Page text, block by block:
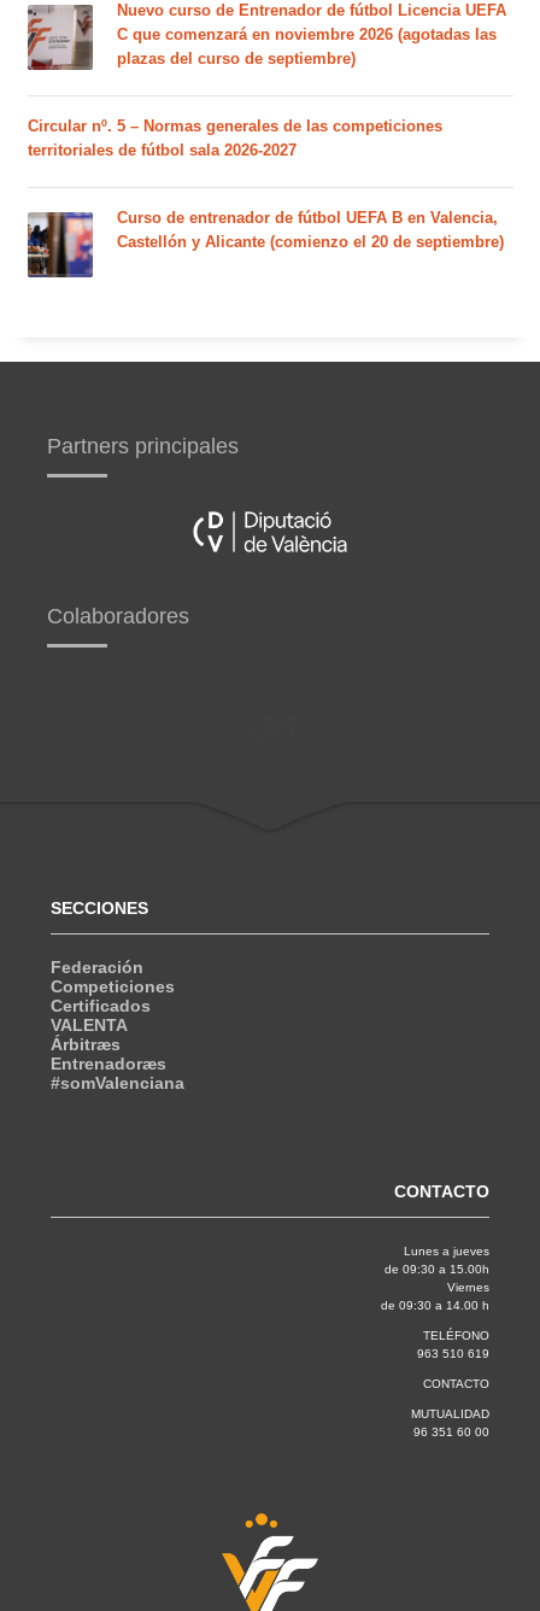
Nuevo curso de Entrenador de fútbol Licencia UEFA
C que comenzará en noviembre 2026 (agotadas las
plazas del curso de septiembre)
Circular nº. 5 – Normas generales de las competiciones
territoriales de fútbol sala 2026-2027
Curso de entrenador de fútbol UEFA B en Valencia,
Castellón y Alicante (comienzo el 20 de septiembre)
Partners principales
Colaboradores
SECCIONES
Federación
Competiciones
Certificados
VALENTA
Árbitræs
Entrenadoræs
#somValenciana
CONTACTO
Lunes a jueves
de 09:30 a 15.00h
Viernes
de 09:30 a 14.00 h
TELÉFONO
963 510 619
CONTACTO
MUTUALIDAD
96 351 60 00